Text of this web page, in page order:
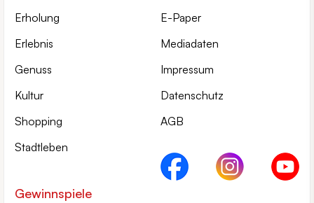
Erholung
Erlebnis
Genuss
Kultur
Shopping
Stadtleben
Gewinnspiele
E-Paper
Mediadaten
Impressum
Datenschutz
AGB